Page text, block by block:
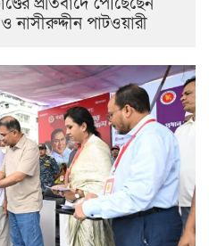
নাসীরুদ্দীন পাটওয়ারী